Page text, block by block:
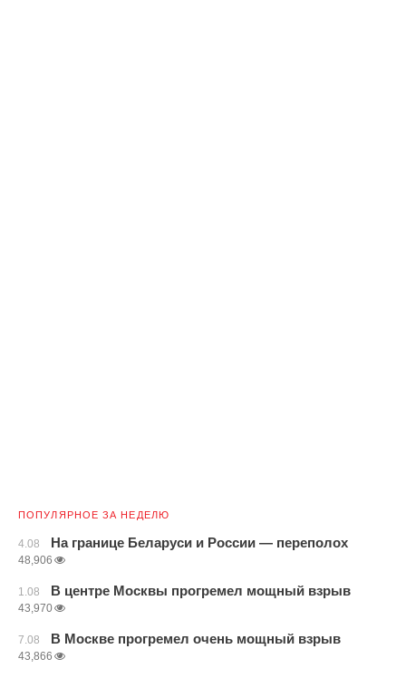
ПОПУЛЯРНОЕ ЗА НЕДЕЛЮ
4.08 На границе Беларуси и России — переполох
48,906
1.08 В центре Москвы прогремел мощный взрыв
43,970
7.08 В Москве прогремел очень мощный взрыв
43,866